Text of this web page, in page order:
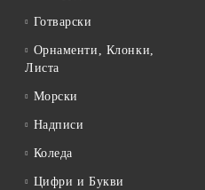
Готварски
Орнаменти, Клонки,
Листа
Морски
Надписи
Коледа
Цифри и Букви